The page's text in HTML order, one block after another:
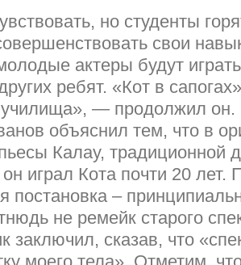
но студенты
свои
актеры будут
ребят. «Кот в
училища», — продолжил
объяснил тем, что в
Калау, традиционной
играл Кота почти 20 лет.
постановка –
не ремейк старого
заключил, сказав, что